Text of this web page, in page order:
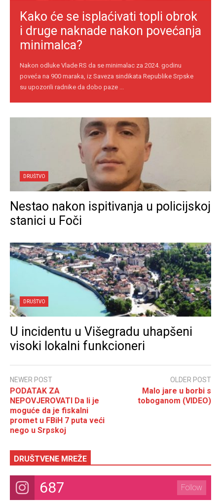
Kako će se isplaćivati topli obrok
i druge naknade nakon povećanja
minimalca?
Nakon odluke Vlade RS da se minimalac za 2024. godinu
poveća na 900 maraka, iz Saveza sindikata Republike Srpske
su upozorili radnike da dobo paze ...
DRUŠTVO
Nestao nakon ispitivanja u policijskoj
stanici u Foči
DRUŠTVO
U incidentu u Višegradu uhapšeni
visoki lokalni funkcioneri
NEWER POST
PODATAK ZA
NEPOVJEROVATI Da li je
moguće da je fiskalni
promet u FBiH 7 puta veći
nego u Srpskoj
OLDER POST
Malo jare u borbi s
toboganom (VIDEO)
DRUŠTVENE MREŽE
687 Follow